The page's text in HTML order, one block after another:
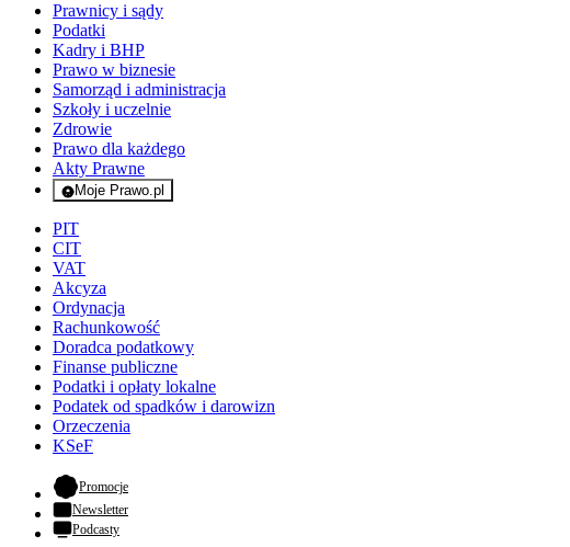
Prawnicy i sądy
Podatki
Kadry i BHP
Prawo w biznesie
Samorząd i administracja
Szkoły i uczelnie
Zdrowie
Prawo dla każdego
Akty Prawne
Moje Prawo.pl
- rejestracja i logowanie do serwisu
PIT
CIT
VAT
Akcyza
Ordynacja
Rachunkowość
Doradca podatkowy
Finanse publiczne
Podatki i opłaty lokalne
Podatek od spadków i darowizn
Orzeczenia
KSeF
Promocje- otwiera się w nowej karcie
Newsletter
Podcasty